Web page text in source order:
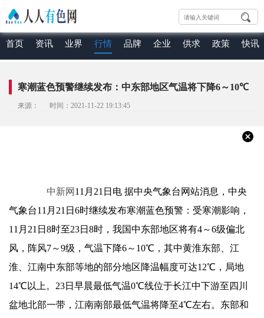
首页 资讯 业界 行情 品牌 企业 供求 政策 快讯
寒潮蓝色预警继续发布：中东部地区气温将下降6～10℃
来源： 时间：2021-11-22 19:13:45
中新网 11月21日电 据中央气象台网站消息，中央
气象台11月21日6时继续发布寒潮蓝色预警：受寒潮影响，
11月21日8时至23日8时，我国中东部地区将有4～6级偏北
风，阵风7～9级，气温下降6～10℃，其中黄淮东部、江
淮、江南中东部等地的部分地区降温幅度可达12℃，局地
14℃以上。23日早晨最低气温0℃线位于长江中下游至四川
盆地北部一带，江南南部最低气温将降至4℃左右。东部和